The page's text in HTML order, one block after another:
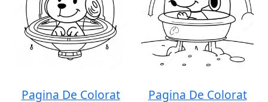
Pagina De Colorat
Pagina De Colorat